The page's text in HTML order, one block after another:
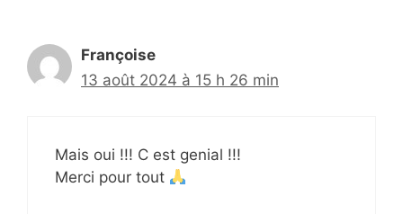
Françoise
13 août 2024 à 15 h 26 min
Mais oui !!! C est genial !!!
Merci pour tout